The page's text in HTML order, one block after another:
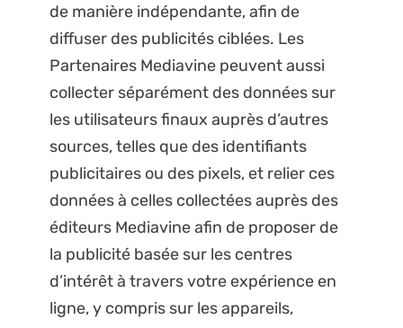
de manière indépendante, afin de
diffuser des publicités ciblées. Les
Partenaires Mediavine peuvent aussi
collecter séparément des données sur
les utilisateurs finaux auprès d’autres
sources, telles que des identifiants
publicitaires ou des pixels, et relier ces
données à celles collectées auprès des
éditeurs Mediavine afin de proposer de
la publicité basée sur les centres
d’intérêt à travers votre expérience en
ligne, y compris sur les appareils,